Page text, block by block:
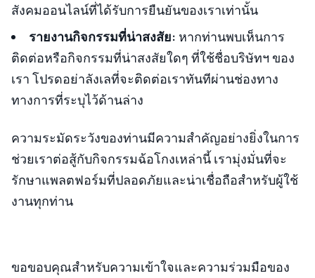
สังคมออนไลน์ที่ได้รับการยืนยันของเราเท่านั้น
รายงานกิจกรรมที่น่าสงสัย: หากท่านพบเห็นการ
ติดต่อหรือกิจกรรมที่น่าสงสัยใดๆ ที่ใช้ชื่อบริษัทฯ ของ
เรา โปรดอย่าลังเลที่จะติดต่อเราทันทีผ่านช่องทาง
ทางการที่ระบุไว้ด้านล่าง
ความระมัดระวังของท่านมีความสำคัญอย่างยิ่งในการ
ช่วยเราต่อสู้กับกิจกรรมฉ้อโกงเหล่านี้ เรามุ่งมั่นที่จะ
รักษาแพลตฟอร์มที่ปลอดภัยและน่าเชื่อถือสำหรับผู้ใช้
งานทุกท่าน
ขอขอบคุณสำหรับความเข้าใจและความร่วมมือของ